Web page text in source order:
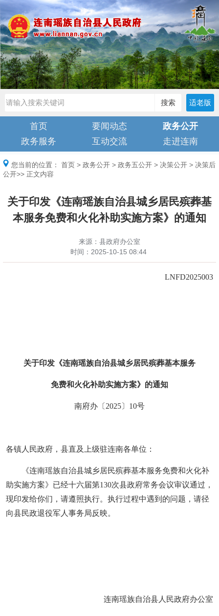
搜索 适老版
首页 要闻动态
政务公开
政务服务
互动交流 走进连南
您当前的位置： 首页 > 政务公开 > 政务五公开 > 决策公开 > 决策后
公开>> 正文内容
关于印发《连南瑶族自治县城乡居民殡葬基
本服务免费和火化补助实施方案》的通知
来源：县政府办公室
时间： 2025-10-15 08:44
LNFD2025003
关于印发《连南瑶族自治县城乡居民殡葬基本服务
免费和火化补助实施方案》的通知
南府办〔 2025〕 10号
各镇人民政府，县直及上级驻连南各单位：
《连南瑶族自治县城乡居民殡葬基本服务免费和火化补
助实施方案》已经十六届第130次县政府常务会议审议通过，
现印发给你们，请遵照执行。执行过程中遇到的问题，请径
向县民政退役军人事务局反映。
连南瑶族自治县人民政府办公室